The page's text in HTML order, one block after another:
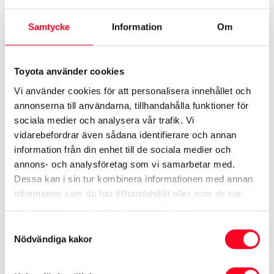
Samtycke Information Om
Toyota använder cookies
Vi använder cookies för att personalisera innehållet och
annonserna till användarna, tillhandahålla funktioner för
sociala medier och analysera vår trafik. Vi
vidarebefordrar även sådana identifierare och annan
information från din enhet till de sociala medier och
annons- och analysföretag som vi samarbetar med.
Dessa kan i sin tur kombinera informationen med annan
information som du har tillhandahållit eller som de har
samlat in när du har använt deras tjänster.
Nödvändiga kakor
Såhär fungerar det
Med Toyota Easy Billån får du flera möjligheter där du
själv kan välja vad som passar dina behov. Med det
garanterade återköpsvärdet får du en större trygghet
och enkelhet än vad du hade fått annars. När
kontraktstiden kan du välja själv vad du vill göra, om
det så är att byta till en ny Toyota, lämna tillbaka eller
behålla bilen. Självklart kan du välja att lösa lånet i